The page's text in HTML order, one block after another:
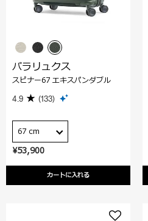
¥53,900
カートに入れる
パラリュクス
スピナー67 エキスパンダブル
4.9 (133)
67 cm